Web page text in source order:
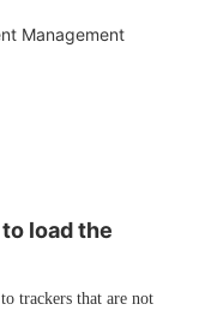
Management
load the
trackers that are not